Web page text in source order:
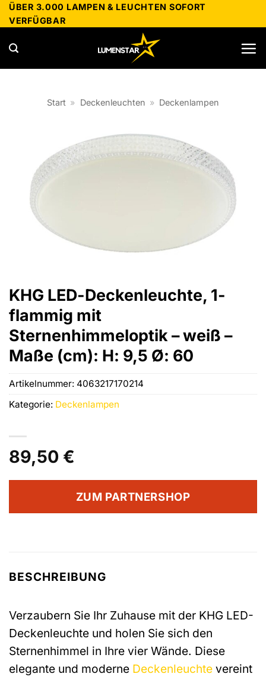
Zum
Inhalt
springen
ÜBER 3.000 LAMPEN & LEUCHTEN SOFORT
VERFÜGBAR
Start » Deckenleuchten » Deckenlampen
KHG LED-Deckenleuchte, 1-
flammig mit
Sternenhimmeloptik – weiß –
Maße (cm): H: 9,5 Ø: 60
89,50 €
ZUM PARTNERSHOP
Artikelnummer: 4063217170214
Kategorie: Deckenlampen
BESCHREIBUNG
Verzaubern Sie Ihr Zuhause mit der KHG LED-
Deckenleuchte und holen Sie sich den
Sternenhimmel in Ihre vier Wände. Diese
elegante und moderne Deckenleuchte vereint